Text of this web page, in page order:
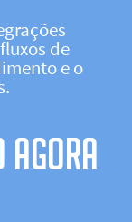
de
e o
AGORA